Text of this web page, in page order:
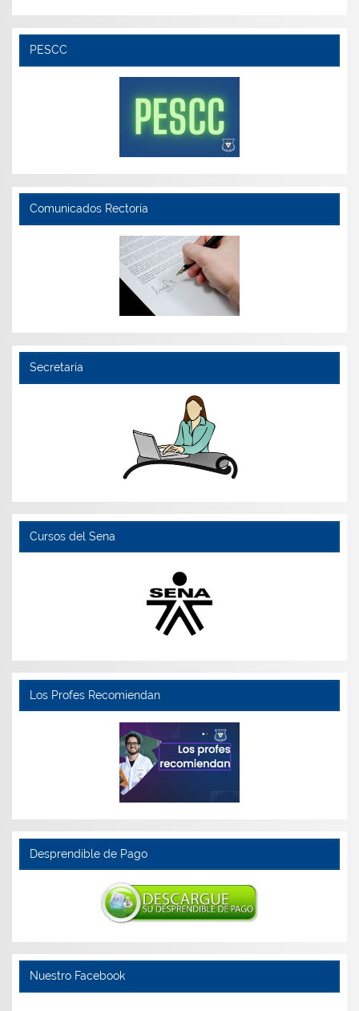
PESCC
Comunicados Rectoría
Secretaría
Cursos del Sena
Los Profes Recomiendan
Desprendible de Pago
Nuestro Facebook